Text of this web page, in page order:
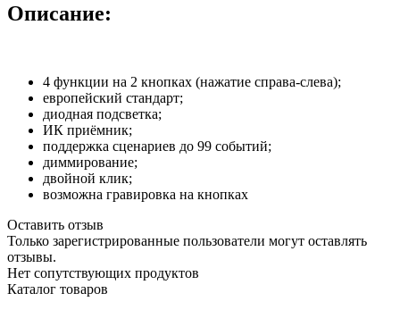
Описание:
4 функции на 2 кнопках (нажатие справа-слева);
европейский стандарт;
диодная подсветка;
ИК приёмник;
поддержка сценариев до 99 событий;
диммирование;
двойной клик;
возможна гравировка на кнопках
Оставить отзыв
Только зарегистрированные пользователи могут оставлять
отзывы.
Нет сопутствующих продуктов
Каталог товаров